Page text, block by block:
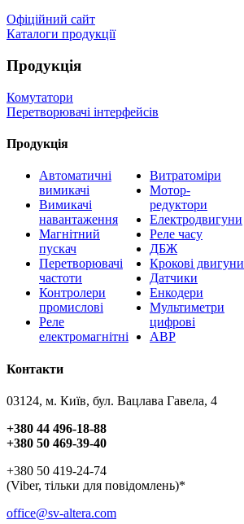
Офіційний сайт
Каталоги продукції
Продукція
Комутатори
Перетворювачі інтерфейсів
Продукція
Автоматичні
вимикачі
Вимикачі
навантаження
Магнітний
пускач
Перетворювачі
частоти
Контролери
промислові
Реле
електромагнітні
Витратоміри
Мотор-
редуктори
Електродвигуни
Реле часу
ДБЖ
Крокові двигуни
Датчики
Енкодери
Мультиметри
цифрові
АВР
Контакти
03124, м. Київ, бул. Вацлава Гавела, 4
+380 44 496-18-88
+380 50 469-39-40
+380 50 419-24-74
(Viber, тільки для повідомлень)*
office@sv-altera.com